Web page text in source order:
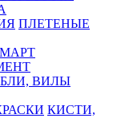
ПЛЕТЕНЫЕ
ВИЛЫ
КИСТИ,